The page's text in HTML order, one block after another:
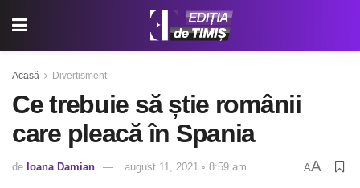
Acasă Divertisment
Ce trebuie să știe românii
care pleacă în Spania
de Ioana Damian august 11, 2021 ◦ 8:59 am AA